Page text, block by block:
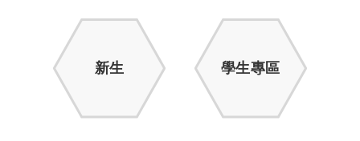
新生 學生專區